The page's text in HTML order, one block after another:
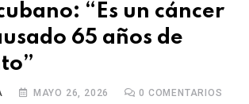
“Es un cáncer
65 años de
MAYO 26, 2026 0 COMENTARIOS